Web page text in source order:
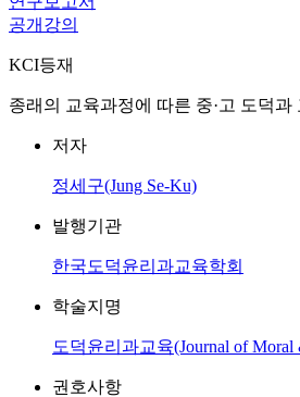
공개강의
KCI등재
종래의 교육과정에 따른 중·고 도덕과
저자
정세구(Jung Se-Ku)
발행기관
한국도덕윤리과교육학회
학술지명
도덕윤리과교육(Journal of Moral
권호사항